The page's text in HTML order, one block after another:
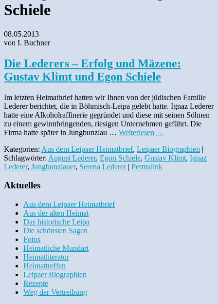
Schiele
08.05.2013
von I. Buchner
Die Lederers – Erfolg und Mäzene:
Gustav Klimt und Egon Schiele
Im letzten Heimatbrief hatten wir Ihnen von der jüdischen Familie
Lederer berichtet, die in Böhmisch-Leipa gelebt hatte. Ignaz Lederer
hatte eine Alkoholraffinerie gegründet und diese mit seinen Söhnen
zu einem gewinnbringenden, riesigen Unternehmen geführt. Die
Firma hatte später in Jungbunzlau … Weiterlesen →
Kategorien: Aus dem Leipaer Heimatbrief, Leipaer Biographien |
Schlagwörter: August Lederer, Egon Schiele, Gustav Klimt, Ignaz
Lederer, Jungbunzlauer, Serena Lederer| Permalink
Aktuelles
Aus dem Leipaer Heimatbrief
Aus der alten Heimat
Das historische Leipa
Die schönsten Sagen
Fotos
Heimatliche Mundart
Heimatliteratur
Heimattreffen
Leipaer Biographien
Rezepte
Weg der Vertreibung